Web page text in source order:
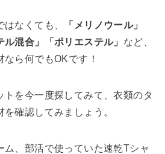
なくても、
「メリノウール」
ル混合」「ポリエステル」 など、
ら何でもOKです！
トを今一度探してみて、衣類のタ
確認してみましょう。
ム、部活で使っていた速乾Tシャ